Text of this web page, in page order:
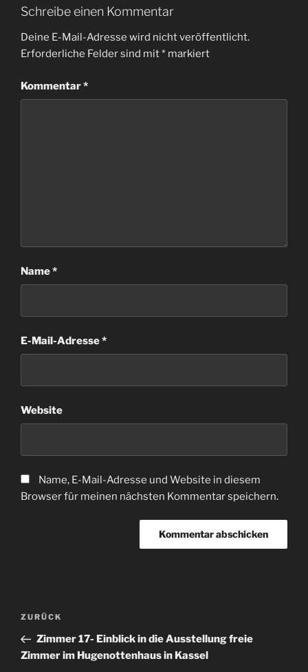
Schreibe einen Kommentar
Deine E-Mail-Adresse wird nicht veröffentlicht.
Erforderliche Felder sind mit* markiert
Kommentar*
Name*
E-Mail-Adresse*
Website
Name, E-Mail-Adresse und Website in diesem
Browser für meinen nächsten Kommentar speichern.
Beitragsnavigation
Vorheriger
Beitrag
ZURÜCK
Zimmer 17- Einblick in die Ausstellung freie
Zimmer im Hugenottenhaus in Kassel